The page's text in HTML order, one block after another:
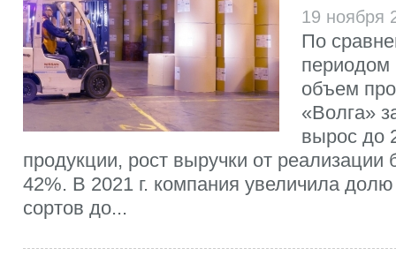
19
По
периодом
объем
«Волга»
вырос до
продукции, рост выручки от реализации
42%. В 2021 г. компания увеличила
сортов до...